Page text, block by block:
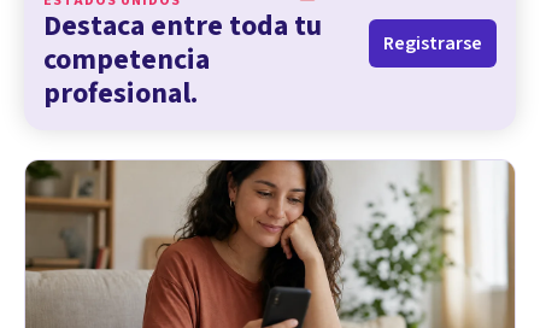
Destaca entre toda tu
competencia
profesional.
Registrarse